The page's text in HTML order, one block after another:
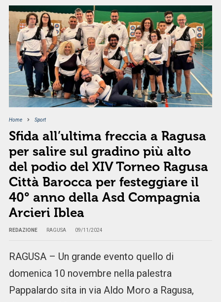
Home Sport
Sfida all’ultima freccia a Ragusa
per salire sul gradino più alto
del podio del XIV Torneo Ragusa
Città Barocca per festeggiare il
40° anno della Asd Compagnia
Arcieri Iblea
REDAZIONE RAGUSA 09/11/2024
RAGUSA – Un grande evento quello di
domenica 10 novembre nella palestra
Pappalardo sita in via Aldo Moro a Ragusa,